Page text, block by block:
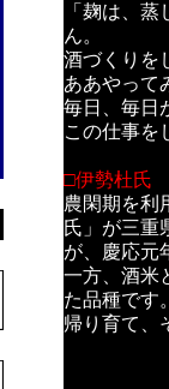
「麹は、
ん。
酒づくりを
ああやって
毎日、毎日
この仕事を
□伊勢杜氏
農閑期を利
氏」が三重
が、慶応元
一方、酒米
た品種です
帰り育て、